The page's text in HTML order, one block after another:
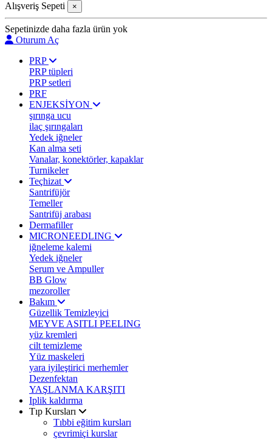
Alışveriş Sepeti
×
Sepetinizde daha fazla ürün yok
Oturum Aç
PRP
PRP tüpleri
PRP setleri
PRF
ENJEKSİYON
şırınga ucu
ilaç şırıngaları
Yedek iğneler
Kan alma seti
Vanalar, konektörler, kapaklar
Turnikeler
Teçhizat
Santrifüjör
Temeller
Santrifüj arabası
Dermafiller
MICRONEEDLING
iğneleme kalemi
Yedek iğneler
Serum ve Ampuller
BB Glow
mezoroller
Bakım
Güzellik Temizleyici
MEYVE ASITLI PEELING
yüz kremleri
cilt temizleme
Yüz maskeleri
yara iyileştirici merhemler
Dezenfektan
YAŞLANMA KARŞITI
Iplik kaldırma
Tıp Kursları
Tıbbi eğitim kursları
çevrimiçi kurslar